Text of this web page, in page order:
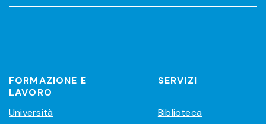
FORMAZIONE E
LAVORO
Università
SERVIZI
Biblioteca